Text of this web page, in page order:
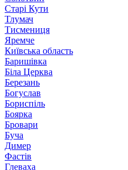
Старі Кути
Тлумач
Тисмениця
Яремче
Київська область
Баришівка
Біла Церква
Березань
Богуслав
Бориспіль
Боярка
Бровари
Буча
Димер
Фастів
Глеваха